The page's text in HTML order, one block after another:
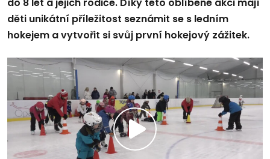
do 8 let a jejich rodiče. Díky této oblíbené akci mají
děti unikátní příležitost seznámit se s ledním
hokejem a vytvořit si svůj první hokejový zážitek.
Přehrát